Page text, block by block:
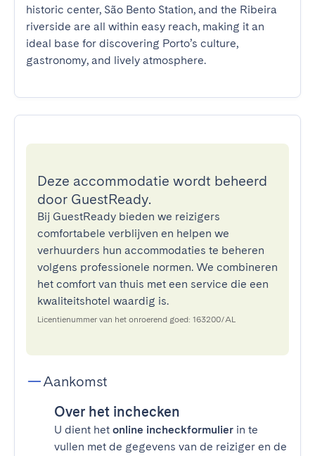
historic center, São Bento Station, and the Ribeira
riverside are all within easy reach, making it an
ideal base for discovering Porto’s culture,
gastronomy, and lively atmosphere.
Deze accommodatie wordt beheerd
door GuestReady.
Bij GuestReady bieden we reizigers
comfortabele verblijven en helpen we
verhuurders hun accommodaties te beheren
volgens professionele normen. We combineren
het comfort van thuis met een service die een
kwaliteitshotel waardig is.
Licentienummer van het onroerend goed: 163200/AL
Aankomst
Over het inchecken
U dient het online incheckformulier in te
vullen met de gegevens van de reiziger en de